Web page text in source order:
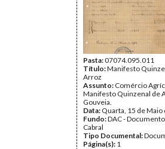
Pasta:07074.095.011
Título:Manifesto
Arroz
Assunto: Comércio
Manifesto Quinzenal de
Gouveia.
Data: Quarta, 15 de Maio
Fundo:DAC -
Cabral
Tipo Documental:
Página(s): 1